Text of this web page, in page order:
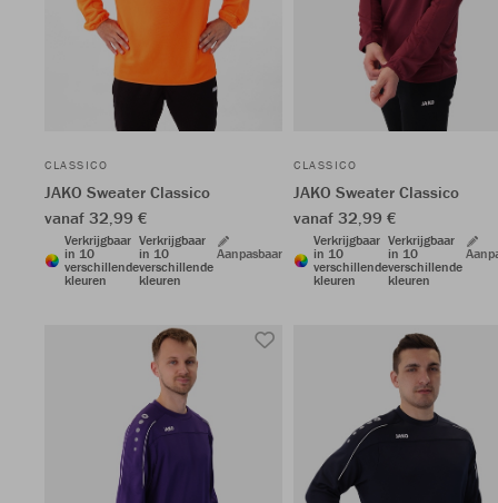
CLASSICO
JAKO Sweater Classico
vanaf 32,99 €
Verkrijgbaar
in 10
verschillende
kleuren
Verkrijgbaar
in 10
verschillende
kleuren
Aanpasbaar
CLASSICO
JAKO Sweater Classico
vanaf 32,99 €
Verkrijgbaar
in 10
verschillende
kleuren
Verkrijgbaar
in 10
verschillende
kleuren